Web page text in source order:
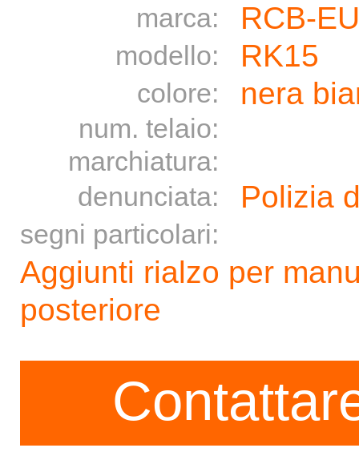
marca: RCB-EU
modello: RK15
colore: nera
num. telaio:
marchiatura:
denunciata:
Polizia
segni particolari:
Aggiunti rialzo per
posteriore